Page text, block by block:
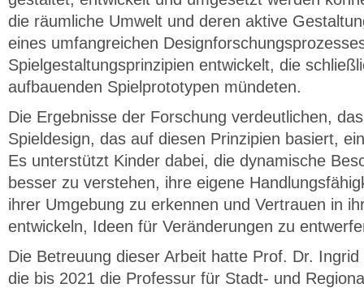
die räumliche Umwelt und deren aktive
eines umfangreichen
Spielgestaltungsprinzipien entwickelt, die
aufbauenden Spielprototypen mündeten.
Die Ergebnisse der Forschung verdeutlichen,
Spieldesign, das auf diesen Prinzipien basiert,
Es unterstützt Kinder dabei, die dynamische
besser zu verstehen, ihre eigene
ihrer Umgebung zu erkennen und Vertrauen in
entwickeln, Ideen für Veränderungen zu
Die Betreuung dieser Arbeit hatte Prof. Dr.
die bis 2021 die Professur für Stadt- und